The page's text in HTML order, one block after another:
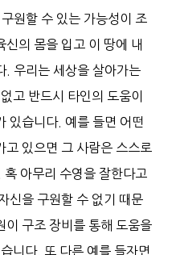
원할 수 있는 가능성이 조
신의 몸을 입고 이 땅에 내
. 우리는 세상을 살아가는
고 반드시 타인의 도움이
있습니다. 예를 들면 어떤
고 있으면 그 사람은 스스로
아무리 수영을 잘한다고
신을 구원할 수 없기 때문
이 구조 장비를 통해 도움을
니다. 또 다른 예를 들자면